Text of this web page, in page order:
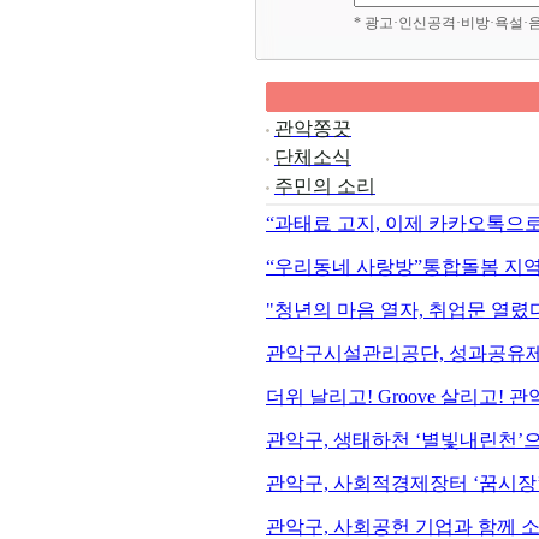
* 광고·인신공격·비방·욕설
관악쫑끗
단체소식
주민의 소리
“과태료 고지, 이제 카카오톡으
“우리동네 사랑방”통합돌봄 지
"청년의 마음 열자, 취업문 열렸
관악구시설관리공단, 성과공유
더위 날리고! Groove 살리고! 관
관악구, 생태하천 ‘별빛내린천’
관악구, 사회적경제장터 ‘꿈시
관악구, 사회공헌 기업과 함께